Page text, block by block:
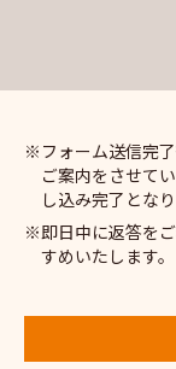
フォーム送信完
ご案内をさせて
し込み完了とな
即日中に返答を
すめいたします。